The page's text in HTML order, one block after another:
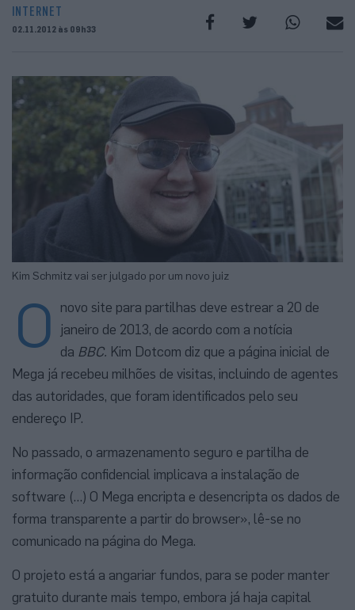
INTERNET
02.11.2012 às 09h33
Kim Schmitz vai ser julgado por um novo juiz
O
novo site para partilhas deve estrear a 20 de
janeiro de 2013, de acordo com a notícia
da BBC. Kim Dotcom diz que a página inicial de
Mega já recebeu milhões de visitas, incluindo de agentes
das autoridades, que foram identificados pelo seu
endereço IP.
No passado, o armazenamento seguro e partilha de
informação confidencial implicava a instalação de
software (…) O Mega encripta e desencripta os dados de
forma transparente a partir do browser», lê-se no
comunicado na página do Mega.
O projeto está a angariar fundos, para se poder manter
gratuito durante mais tempo, embora já haja capital